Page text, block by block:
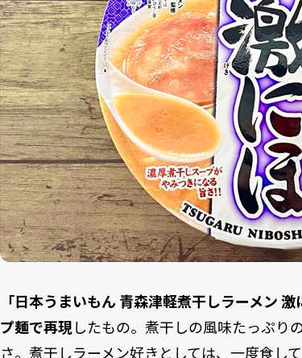
「日本うまいもん 青森津軽煮干しラーメン
プ麺で再現したもの。煮干しの風味たっぷり
さ。煮干しラーメン好きとしては、一度食し